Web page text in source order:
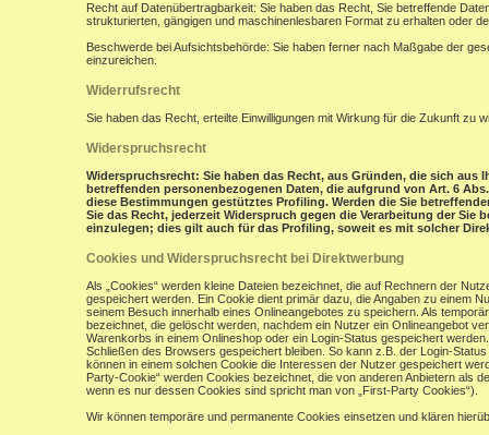
Recht auf Datenübertragbarkeit: Sie haben das Recht, Sie betreffende
strukturierten, gängigen und maschinenlesbaren Format zu erhalten oder
Beschwerde bei Aufsichtsbehörde: Sie haben ferner nach Maßgabe der
einzureichen.
Widerrufsrecht
Sie haben das Recht, erteilte Einwilligungen mit Wirkung für die Zukunft zu
Widerspruchsrecht
Widerspruchsrecht: Sie haben das Recht, aus Gründen, die sich aus
betreffenden personenbezogenen Daten, die aufgrund von Art. 6
diese Bestimmungen gestütztes Profiling. Werden die Sie
Sie das Recht, jederzeit Widerspruch gegen die Verarbeitung der
einzulegen; dies gilt auch für das Profiling, soweit es mit solcher
Cookies und Widerspruchsrecht bei Direktwerbung
Als „Cookies“ werden kleine Dateien bezeichnet, die auf Rechnern der
gespeichert werden. Ein Cookie dient primär dazu, die Angaben zu einem
seinem Besuch innerhalb eines Onlineangebotes zu speichern. Als
bezeichnet, die gelöscht werden, nachdem ein Nutzer ein Onlineangebot
Warenkorbs in einem Onlineshop oder ein Login-Status gespeichert
Schließen des Browsers gespeichert bleiben. So kann z.B. der Login-
können in einem solchen Cookie die Interessen der Nutzer gespeichert
Party-Cookie“ werden Cookies bezeichnet, die von anderen Anbietern als
wenn es nur dessen Cookies sind spricht man von „First-Party Cookies“).
Wir können temporäre und permanente Cookies einsetzen und klären